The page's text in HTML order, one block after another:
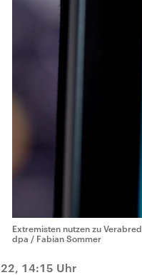
Extremisten nutzen zu
dpa / Fabian Sommer
14:15 Uhr